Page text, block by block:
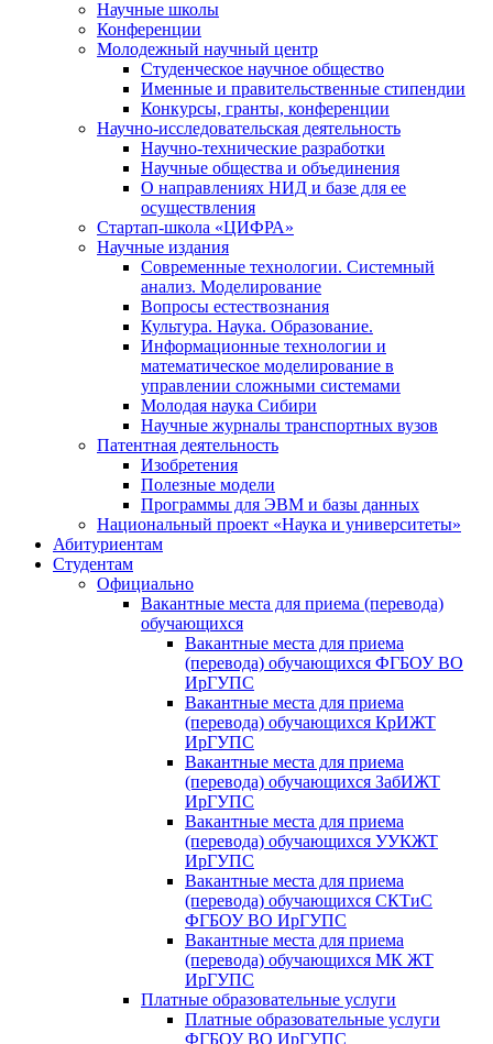
Научные школы
Конференции
Молодежный научный центр
Студенческое научное общество
Именные и правительственные стипендии
Конкурсы, гранты, конференции
Научно-исследовательская деятельность
Научно-технические разработки
Научные общества и объединения
О направлениях НИД и базе для ее
осуществления
Стартап-школа «ЦИФРА»
Научные издания
Современные технологии. Системный
анализ. Моделирование
Вопросы естествознания
Культура. Наука. Образование.
Информационные технологии и
математическое моделирование в
управлении сложными системами
Молодая наука Сибири
Научные журналы транспортных вузов
Патентная деятельность
Изобретения
Полезные модели
Программы для ЭВМ и базы данных
Национальный проект «Наука и университеты»
Абитуриентам
Студентам
Официально
Вакантные места для приема (перевода)
обучающихся
Вакантные места для приема
(перевода) обучающихся ФГБОУ ВО
ИрГУПС
Вакантные места для приема
(перевода) обучающихся КрИЖТ
ИрГУПС
Вакантные места для приема
(перевода) обучающихся ЗабИЖТ
ИрГУПС
Вакантные места для приема
(перевода) обучающихся УУКЖТ
ИрГУПС
Вакантные места для приема
(перевода) обучающихся СКТиС
ФГБОУ ВО ИрГУПС
Вакантные места для приема
(перевода) обучающихся МК ЖТ
ИрГУПС
Платные образовательные услуги
Платные образовательные услуги
ФГБОУ ВО ИрГУПС